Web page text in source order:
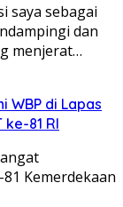
saya sebagai
dan
menjerat…
WBP di Lapas
81 RI
Kemerdekaan